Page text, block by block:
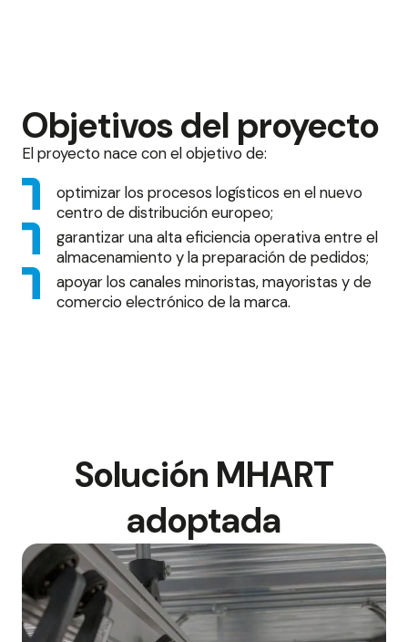
Objetivos del proyecto
El proyecto nace con el objetivo de:
optimizar los procesos logísticos en el nuevo
centro de distribución europeo;
garantizar una alta eficiencia operativa entre el
almacenamiento y la preparación de pedidos;
apoyar los canales minoristas, mayoristas y de
comercio electrónico de la marca.
Solución MHART
adoptada